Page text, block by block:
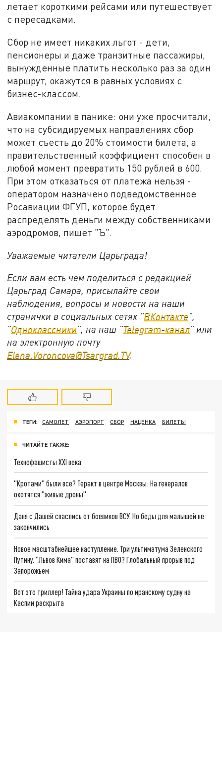
летает короткими рейсами или путешествует
с пересадками.
Сбор не имеет никаких льгот - дети,
пенсионеры и даже транзитные пассажиры,
вынужденные платить несколько раз за один
маршрут, окажутся в равных условиях с
бизнес-классом.
Авиакомпании в панике: они уже просчитали,
что на субсидируемых направлениях сбор
может съесть до 20% стоимости билета, а
правительственный коэффициент способен в
любой момент превратить 150 рублей в 600.
При этом отказаться от платежа нельзя -
оператором назначено подведомственное
Росавиации ФГУП, которое будет
распределять деньги между собственниками
аэродромов, пишет "Ъ".
Уважаемые читатели Царьграда!
Если вам есть чем поделиться с редакцией
Царьград Самара, присылайте свои
наблюдения, вопросы и новости на наши
странички в социальных сетях "ВКонтакте",
"Одноклассники", на наш "Telegram-канал" или
на электронную почту
Elena.Voroncova@Tsargrad.TV.
ТЕГИ: САМОЛЕТ АЭРОПОРТ СБОР НАЦЕНКА БИЛЕТЫ
ЧИТАЙТЕ ТАКЖЕ:
Технофашисты XXI века
"Кротами" были все? Теракт в центре Москвы: На генералов
охотятся "живые дроны"
Даня с Дашей спаслись от боевиков ВСУ. Но беды для малышей не
закончились
Новое масштабнейшее наступление. Три ультиматума Зеленского
Путину. "Львов Кима" поставят на ПВО? Глобальный прорыв под
Запорожьем
Вот это триллер! Тайна удара Украины по иранскому судну на
Каспии раскрыта